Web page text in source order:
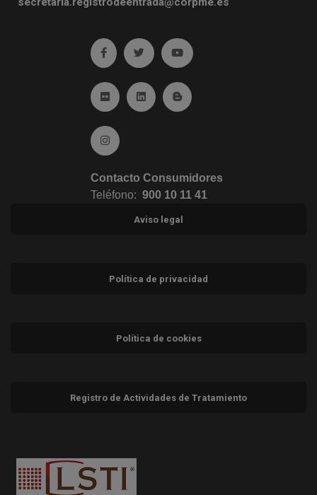
Ir a facebook (abre en ventana nueva)
Ir a twitter (abre en ventana nueva)
Ir a YouTube (abre en
Ir a Flickr (abre en ventana nueva)
Ir a Linkedin (abre en ventana nueva)
Ir al Blog (abre en ventana
Ir a Instagram (abre en ventana nueva)
Contacto Consumidores
Teléfono: 900 10 11 41
Aviso legal
Política de privacidad
Política de cookies
Registro de Actividades de Tratamiento